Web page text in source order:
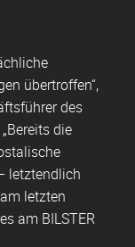
übertroffen“,
des
die
letztendlich
letzten
am BILSTER